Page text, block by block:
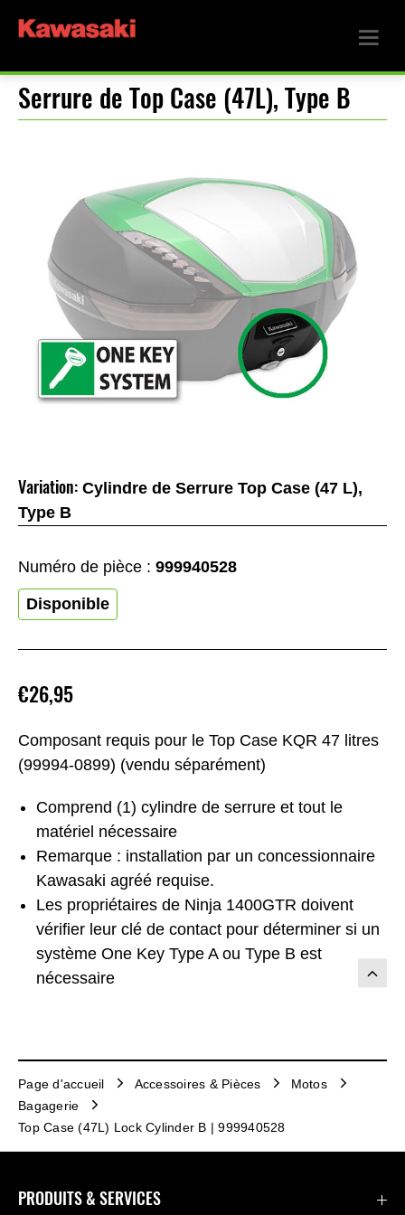
Serrure de Top Case (47L), Type B
Composant requis pour le Top Case KQR 47 litres
(99994-0899) (vendu séparément)
Comprend (1) cylindre de serrure et tout le
matériel nécessaire
Remarque : installation par un concessionnaire
Kawasaki agréé requise.
Les propriétaires de Ninja 1400GTR doivent
vérifier leur clé de contact pour déterminer si un
système One Key Type A ou Type B est
nécessaire
€26,95
Variation: Cylindre de Serrure Top Case (47 L),
Type B
Numéro de pièce : 999940528
Disponible
Page d'accueil Accessoires & Pièces
Motos
Bagagerie
Top Case (47L) Lock Cylinder B | 999940528
PRODUITS & SERVICES